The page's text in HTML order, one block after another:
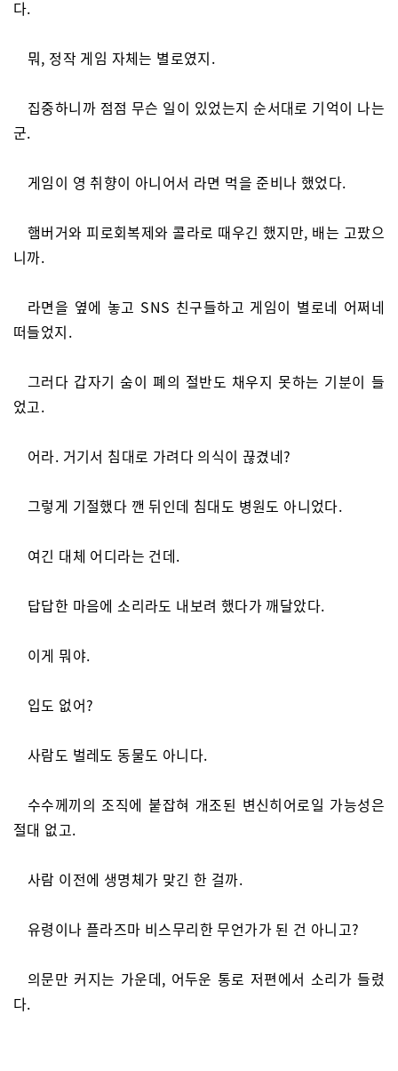
다.
뭐, 정작 게임 자체는 별로였지.
집중하니까 점점 무슨 일이 있었는지 순서대로 기억이 나는
군.
게임이 영 취향이 아니어서 라면 먹을 준비나 했었다.
햄버거와 피로회복제와 콜라로 때우긴 했지만, 배는 고팠으
니까.
라면을 옆에 놓고 SNS 친구들하고 게임이 별로네 어쩌네
떠들었지.
그러다 갑자기 숨이 폐의 절반도 채우지 못하는 기분이 들
었고.
어라. 거기서 침대로 가려다 의식이 끊겼네?
그렇게 기절했다 깬 뒤인데 침대도 병원도 아니었다.
여긴 대체 어디라는 건데.
답답한 마음에 소리라도 내보려 했다가 깨달았다.
이게 뭐야.
입도 없어?
사람도 벌레도 동물도 아니다.
수수께끼의 조직에 붙잡혀 개조된 변신히어로일 가능성은
절대 없고.
사람 이전에 생명체가 맞긴 한 걸까.
유령이나 플라즈마 비스무리한 무언가가 된 건 아니고?
의문만 커지는 가운데, 어두운 통로 저편에서 소리가 들렸
다.